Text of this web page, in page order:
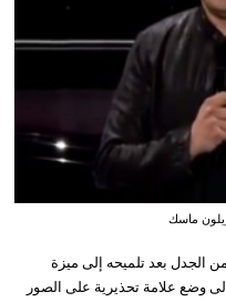
إيلون ماسك
الجدل بعد تلميحه إلى ميزة
وضع علامة تحذيرية على الصور